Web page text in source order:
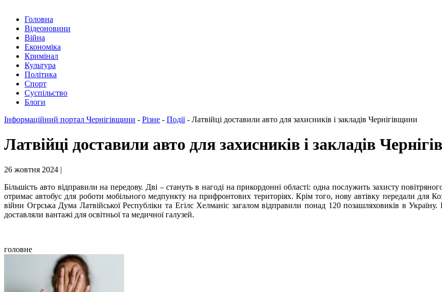
Головна
Відеоновини
Війна
Економіка
Кримінал
Культура
Політика
Спорт
Суспільство
Блоги
Інформаційний портал Чернігівщини - Різне - Події- Латвійці доставили авто для захисників і закладів Чернігівщини
Латвійці доставили авто для захисників і закладів
26 жовтня 2024 |
Більшість авто відправили на передову. Дві – стануть в нагоді на прикордонні області: одна послужить захисту
отримає автобус для роботи мобільного медпункту на прифронтових територіях. Крім того, нову автівку передали для
війни Огрська Дума Латвійської Республіки та Егілс Хелманіс загалом відправили понад 120 позашляховиків в
доставляли вантажі для освітньої та медичної галузей.
головне